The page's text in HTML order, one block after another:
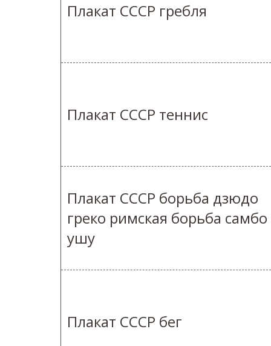
Плакат СССР гребля
Плакат СССР теннис
Плакат СССР борьба дзюдо
греко римская борьба самбо
ушу
Плакат СССР бег